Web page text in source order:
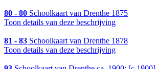
80 - 80 Schoolkaart van Drenthe 1875
Toon details van deze beschrijving
81 - 83 Schoolkaart van Drenthe 1878
Toon details van deze beschrijving